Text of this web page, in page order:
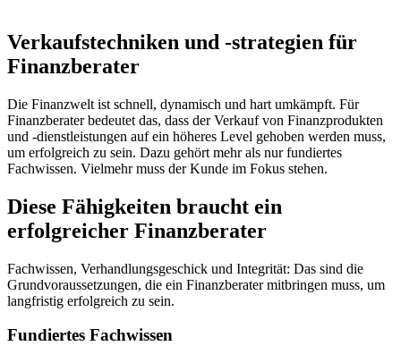
Verkaufstechniken und -strategien für
Finanzberater
Die Finanzwelt ist schnell, dynamisch und hart umkämpft. Für
Finanzberater bedeutet das, dass der Verkauf von Finanzprodukten
und -dienstleistungen auf ein höheres Level gehoben werden muss,
um erfolgreich zu sein. Dazu gehört mehr als nur fundiertes
Fachwissen. Vielmehr muss der Kunde im Fokus stehen.
Diese Fähigkeiten braucht ein
erfolgreicher Finanzberater
Fachwissen, Verhandlungsgeschick und Integrität: Das sind die
Grundvoraussetzungen, die ein Finanzberater mitbringen muss, um
langfristig erfolgreich zu sein.
Fundiertes Fachwissen